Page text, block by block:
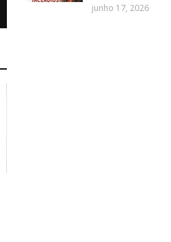
junho 17, 2026